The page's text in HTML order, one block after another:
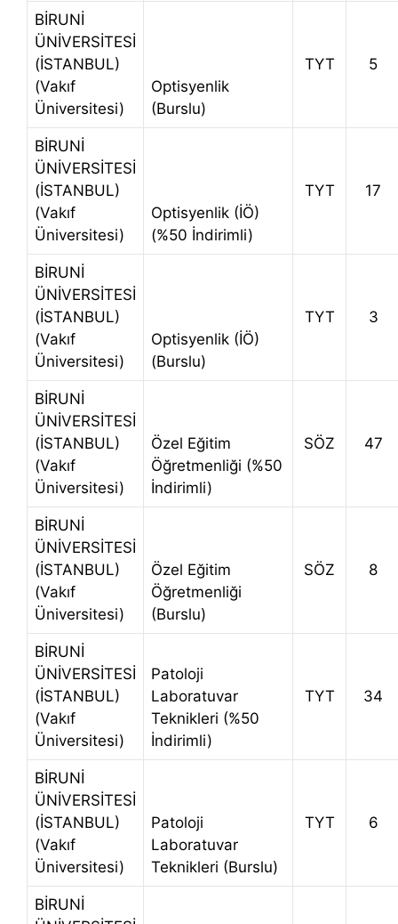
BİRUNİ
ÜNİVERSİTESİ
(İSTANBUL)
(Vakıf
Üniversitesi)
Optisyenlik
(Burslu)
TYT 5
BİRUNİ
ÜNİVERSİTESİ
(İSTANBUL)
(Vakıf
Üniversitesi)
Optisyenlik (İÖ)
(%50 İndirimli)
TYT 17
BİRUNİ
ÜNİVERSİTESİ
(İSTANBUL)
(Vakıf
Üniversitesi)
Optisyenlik (İÖ)
(Burslu)
TYT 3
BİRUNİ
ÜNİVERSİTESİ
(İSTANBUL)
(Vakıf
Üniversitesi)
Özel Eğitim
Öğretmenliği (%50
İndirimli)
SÖZ 47
BİRUNİ
ÜNİVERSİTESİ
(İSTANBUL)
(Vakıf
Üniversitesi)
Özel Eğitim
Öğretmenliği
(Burslu)
SÖZ 8
BİRUNİ
ÜNİVERSİTESİ
(İSTANBUL)
(Vakıf
Üniversitesi)
Patoloji
Laboratuvar
Teknikleri (%50
İndirimli)
TYT 34
BİRUNİ
ÜNİVERSİTESİ
(İSTANBUL)
(Vakıf
Üniversitesi)
Patoloji
Laboratuvar
Teknikleri (Burslu)
TYT 6
BİRUNİ